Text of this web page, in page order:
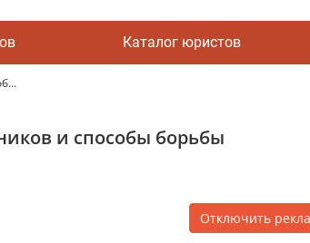
Каталог юристов
и способы борьбы
Отключить